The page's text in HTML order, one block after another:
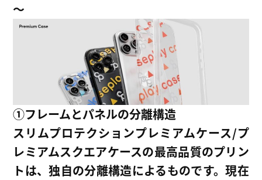
～
①フレームとパネルの分離構造
スリムプロテクションプレミアムケース/プ
レミアムスクエアケースの最高品質のプリン
トは、独自の分離構造によるものです。現在